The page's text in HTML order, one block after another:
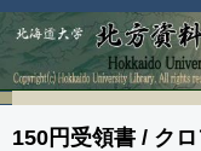
150円受領書 / ク